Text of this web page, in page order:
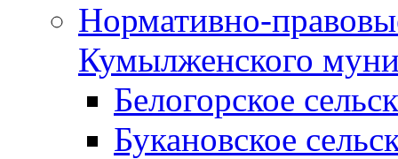
Нормативно-
Кумылженского
Белогорское
Букановское